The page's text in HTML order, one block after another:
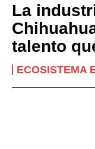
La
talento
ECOSISTEMA